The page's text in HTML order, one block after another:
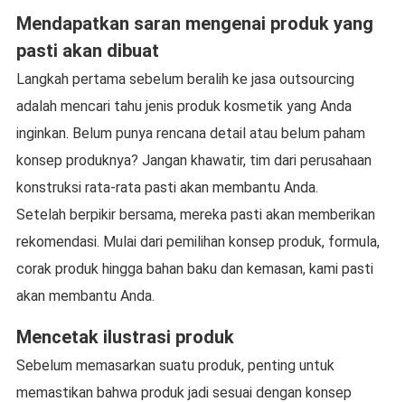
Mendapatkan saran mengenai produk yang
pasti akan dibuat
Langkah pertama sebelum beralih ke jasa outsourcing
adalah mencari tahu jenis produk kosmetik yang Anda
inginkan. Belum punya rencana detail atau belum paham
konsep produknya? Jangan khawatir, tim dari perusahaan
konstruksi rata-rata pasti akan membantu Anda.
Setelah berpikir bersama, mereka pasti akan memberikan
rekomendasi. Mulai dari pemilihan konsep produk, formula,
corak produk hingga bahan baku dan kemasan, kami pasti
akan membantu Anda.
Mencetak ilustrasi produk
Sebelum memasarkan suatu produk, penting untuk
memastikan bahwa produk jadi sesuai dengan konsep